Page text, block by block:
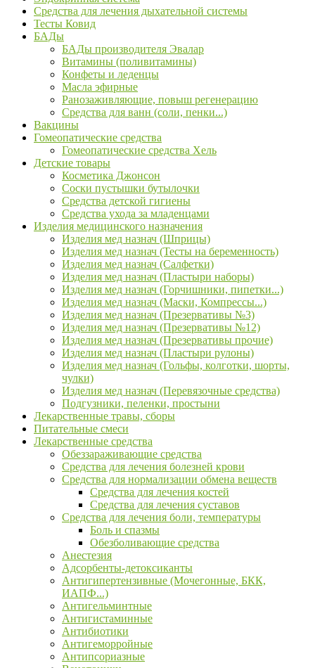
Средства для лечения дыхательной системы
Тесты Ковид
БАДы
БАДы производителя Эвалар
Витамины (поливитамины)
Конфеты и леденцы
Масла эфирные
Ранозаживляющие, повыш регенерацию
Средства для ванн (соли, пенки...)
Вакцины
Гомеопатические средства
Гомеопатические средства Хель
Детские товары
Косметика Джонсон
Соски пустышки бутылочки
Средства детской гигиены
Средства ухода за младенцами
Изделия медицинского назначения
Изделия мед назнач (Шприцы)
Изделия мед назнач (Тесты на беременность)
Изделия мед назнач (Салфетки)
Изделия мед назнач (Пластыри наборы)
Изделия мед назнач (Горчишники, пипетки...)
Изделия мед назнач (Маски, Компрессы...)
Изделия мед назнач (Презервативы №3)
Изделия мед назнач (Презервативы №12)
Изделия мед назнач (Презервативы прочие)
Изделия мед назнач (Пластыри рулоны)
Изделия мед назнач (Гольфы, колготки, шорты,
чулки)
Изделия мед назнач (Перевязочные средства)
Подгузники, пеленки, простыни
Лекарственные травы, сборы
Питательные смеси
Лекарственные средства
Обеззараживающие средства
Средства для лечения болезней крови
Средства для нормализации обмена веществ
Средства для лечения костей
Средства для лечения суставов
Средства для лечения боли, температуры
Боль и спазмы
Обезболивающие средства
Анестезия
Адсорбенты-детоксиканты
Антигипертензивные (Мочегонные, БКК,
ИАПФ...)
Антигельминтные
Антигистаминные
Антибиотики
Антигеморройные
Антипсориазные